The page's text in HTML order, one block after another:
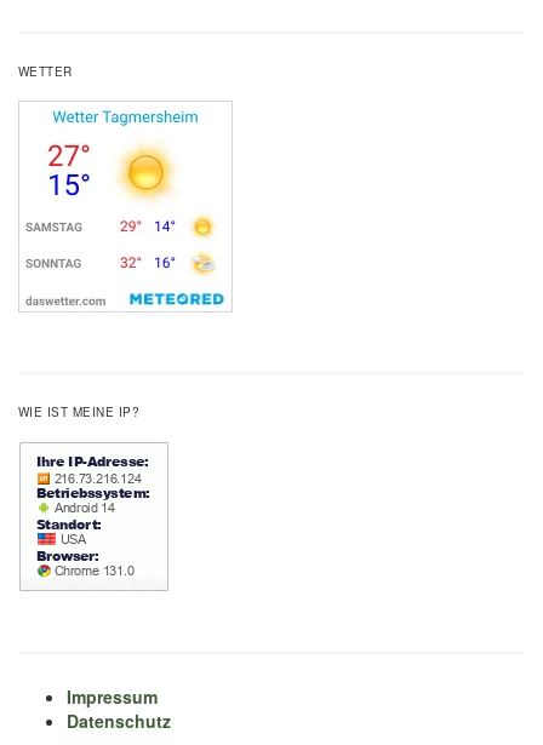
WETTER
WIE IST MEINE IP?
Impressum
Datenschutz